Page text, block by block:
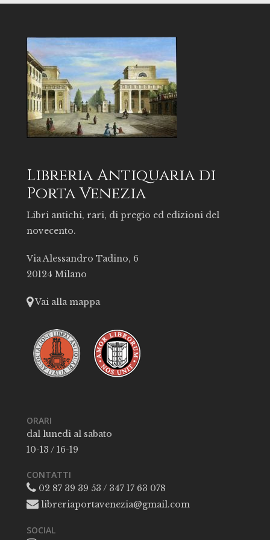
Libreria Antiquaria di
Porta Venezia
Libri antichi, rari, di pregio ed edizioni del
novecento.
Via Alessandro Tadino, 6
20124 Milano
Vai alla mappa
ORARI
dal lunedì al sabato
10-13 / 16-19
CONTATTI
02 87 39 39 53 / 347 17 63 078
libreriaportavenezia@gmail.com
SOCIAL